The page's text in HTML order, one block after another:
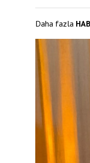
Daha fazla